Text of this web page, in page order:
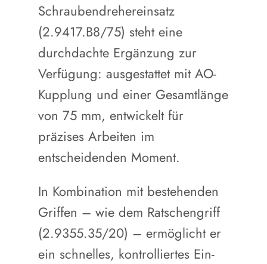
Schraubendrehereinsatz
(2.9417.B8/75) steht eine
durchdachte Ergänzung zur
Verfügung: ausgestattet mit AO-
Kupplung und einer Gesamtlänge
von 75 mm, entwickelt für
präzises Arbeiten im
entscheidenden Moment.
In Kombination mit bestehenden
Griffen – wie dem Ratschengriff
(2.9355.35/20) – ermöglicht er
ein schnelles, kontrolliertes Ein-